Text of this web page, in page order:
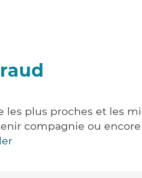
plus proches et les
compagnie ou